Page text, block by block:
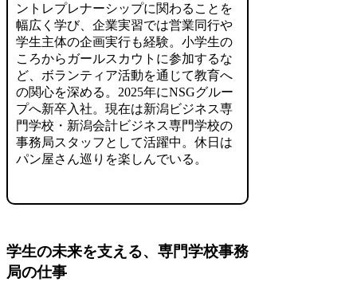
ントレプレナーシップに関わることを
幅広く学び、企業実習では営業同行や
学生主体の企画実行も経験。小学生の
ころからガールスカウトに参加するな
ど、ボランティア活動を通じて教育へ
の関心を深める。2025年にNSGグルー
プへ新卒入社。現在は新潟ビジネス専
門学校・新潟会計ビジネス専門学校の
事務局スタッフとして活躍中。休日は
パン屋さん巡りを楽しんでいる。
学生の未来を支える、専門学校事務
局の仕事